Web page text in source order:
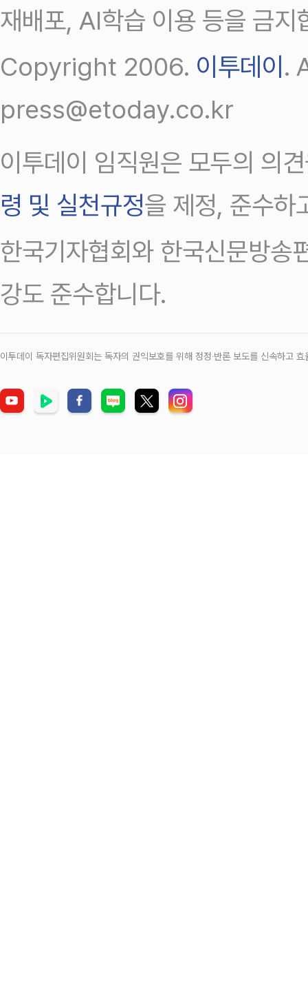
재배포, AI학습 이용 등을 금지
Copyright 2006. 이투데이.
press@etoday.co.kr
이투데이 임직원은 모두의 의
령 및 실천규정을 제정, 준수하
한국기자협회와 한국신문방송
강도 준수합니다.
이투데이 독자편집위원회는 독자의 권익보호를 위해 정정‧반론 보도를 신속하고